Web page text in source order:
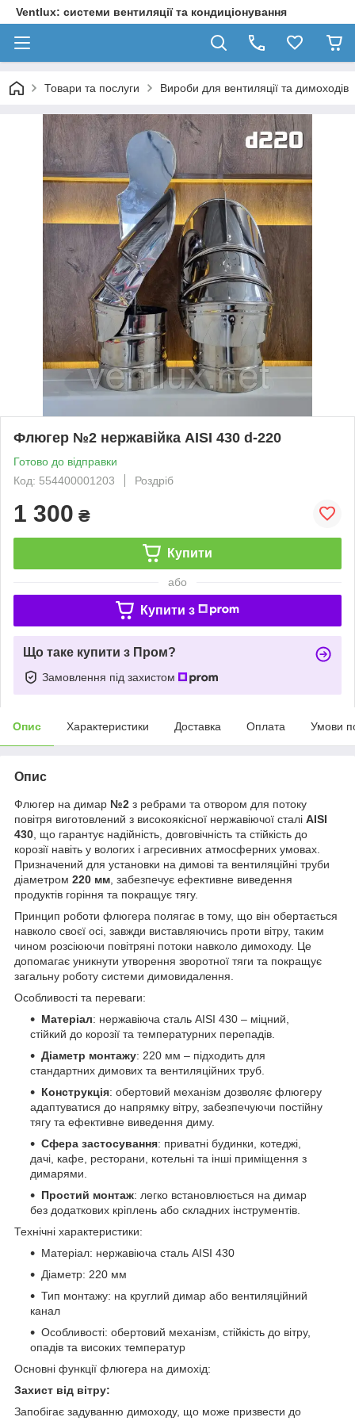
Ventlux: системи вентиляції та кондиціонування
Товари та послуги Вироби для вентиляції та димоходів
Флюгер №2 нержавійка AISI 430 d-220
Готово до відправки
Код: 554400001203
Роздріб
1 300 ₴
Купити
або
Купити з
Що таке купити з Пром?
Замовлення під захистом
Опис Характеристики Доставка Оплата Умови
Опис
Флюгер на димар №2 з ребрами та отвором для потоку
повітря виготовлений з високоякісної нержавіючої сталі AISI
430 , що гарантує надійність, довговічність та стійкість до
корозії навіть у вологих і агресивних атмосферних умовах.
Призначений для установки на димові та вентиляційні труби
діаметром 220 мм , забезпечує ефективне виведення
продуктів горіння та покращує тягу.
Принцип роботи флюгера полягає в тому, що він обертається
навколо своєї осі, завжди виставляючись проти вітру, таким
чином розсіюючи повітряні потоки навколо димоходу. Це
допомагає уникнути утворення зворотної тяги та покращує
загальну роботу системи димовидалення.
Особливості та переваги:
Матеріал: нержавіюча сталь AISI 430 – міцний,
стійкий до корозії та температурних перепадів.
Діаметр монтажу: 220 мм – підходить для
стандартних димових та вентиляційних труб.
Конструкція: обертовий механізм дозволяє флюгеру
адаптуватися до напрямку вітру, забезпечуючи постійну
тягу та ефективне виведення диму.
Сфера застосування: приватні будинки, котеджі,
дачі, кафе, ресторани, котельні та інші приміщення з
димарями.
Простий монтаж: легко встановлюється на димар
без додаткових кріплень або складних інструментів.
Технічні характеристики:
Матеріал: нержавіюча сталь AISI 430
Діаметр: 220 мм
Тип монтажу: на круглий димар або вентиляційний
канал
Особливості: обертовий механізм, стійкість до вітру,
опадів та високих температур
Основні функції флюгера на димохід:
Захист від вітру:
Запобігає задуванню димоходу, що може призвести до